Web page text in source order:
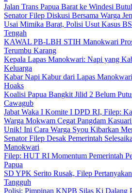
Jalan Trans Papua Barat ke Windesi
Senator Filep Diskusi Bersama Warga
Usai Mimika Barat, Polisi Usut Kasus
Tengah
KAWAL PB-LBH STIH Manokwari
Terumbu Karang
Kepala Lapas Manokwari: Napi yang
Keluarga
Kabar Napi Kabur dari Lapas
Hoaks
Koalisi Papua Bangkit Jilid 2 Belum
Cawagub
Jabat Waka I Komite I DPD RI, Filep:
Warga Mokwam Cegat Pangdam
Unik! Ini Cara Warga Syou Kibarkan
Senator Filep Desak Pemerintah
Manokwari
Filep: HUT RI Momentum Pemerintah
Papua
SD YPK Serito Rusak, Filep
Tangguh
Polisi: Pimpinan KNPB Silas Ki Dalang